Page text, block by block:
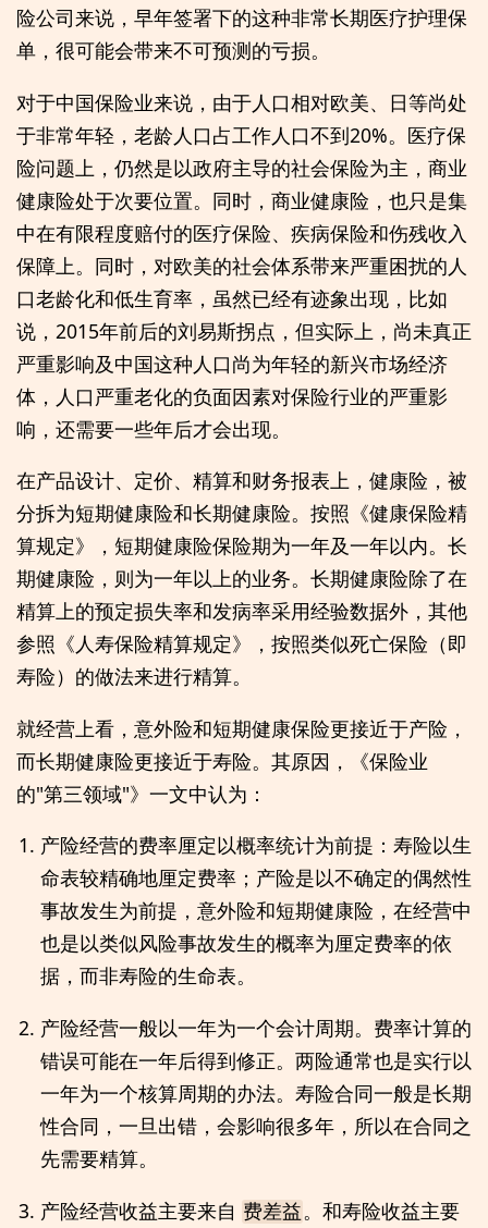
险公司来说，早年签署下的这种非常长期医疗护理保
单，很可能会带来不可预测的亏损。
对于中国保险业来说，由于人口相对欧美、日等尚处
于非常年轻，老龄人口占工作人口不到20%。医疗保
险问题上，仍然是以政府主导的社会保险为主，商业
健康险处于次要位置。同时，商业健康险，也只是集
中在有限程度赔付的医疗保险、疾病保险和伤残收入
保障上。同时，对欧美的社会体系带来严重困扰的人
口老龄化和低生育率，虽然已经有迹象出现，比如
说，2015年前后的刘易斯拐点，但实际上，尚未真正
严重影响及中国这种人口尚为年轻的新兴市场经济
体，人口严重老化的负面因素对保险行业的严重影
响，还需要一些年后才会出现。
在产品设计、定价、精算和财务报表上，健康险，被
分拆为短期健康险和长期健康险。按照《健康保险精
算规定》，短期健康险保险期为一年及一年以内。长
期健康险，则为一年以上的业务。长期健康险除了在
精算上的预定损失率和发病率采用经验数据外，其他
参照《人寿保险精算规定》，按照类似死亡保险（即
寿险）的做法来进行精算。
就经营上看，意外险和短期健康保险更接近于产险，
而长期健康险更接近于寿险。其原因，《保险业
的"第三领域"》一文中认为：
产险经营的费率厘定以概率统计为前提：寿险以生
命表较精确地厘定费率；产险是以不确定的偶然性
事故发生为前提，意外险和短期健康险，在经营中
也是以类似风险事故发生的概率为厘定费率的依
据，而非寿险的生命表。
产险经营一般以一年为一个会计周期。费率计算的
错误可能在一年后得到修正。两险通常也是实行以
一年为一个核算周期的办法。寿险合同一般是长期
性合同，一旦出错，会影响很多年，所以在合同之
先需要精算。
产险经营收益主要来自 费差益 。和寿险收益主要